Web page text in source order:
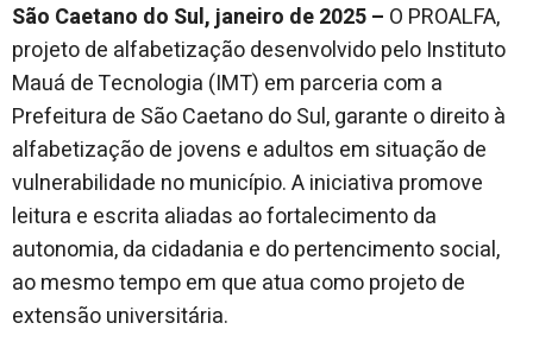
São Caetano do Sul, janeiro de 2025 – O PROALFA,
projeto de alfabetização desenvolvido pelo Instituto
Mauá de Tecnologia (IMT) em parceria com a
Prefeitura de São Caetano do Sul, garante o direito à
alfabetização de jovens e adultos em situação de
vulnerabilidade no município. A iniciativa promove
leitura e escrita aliadas ao fortalecimento da
autonomia, da cidadania e do pertencimento social,
ao mesmo tempo em que atua como projeto de
extensão universitária.